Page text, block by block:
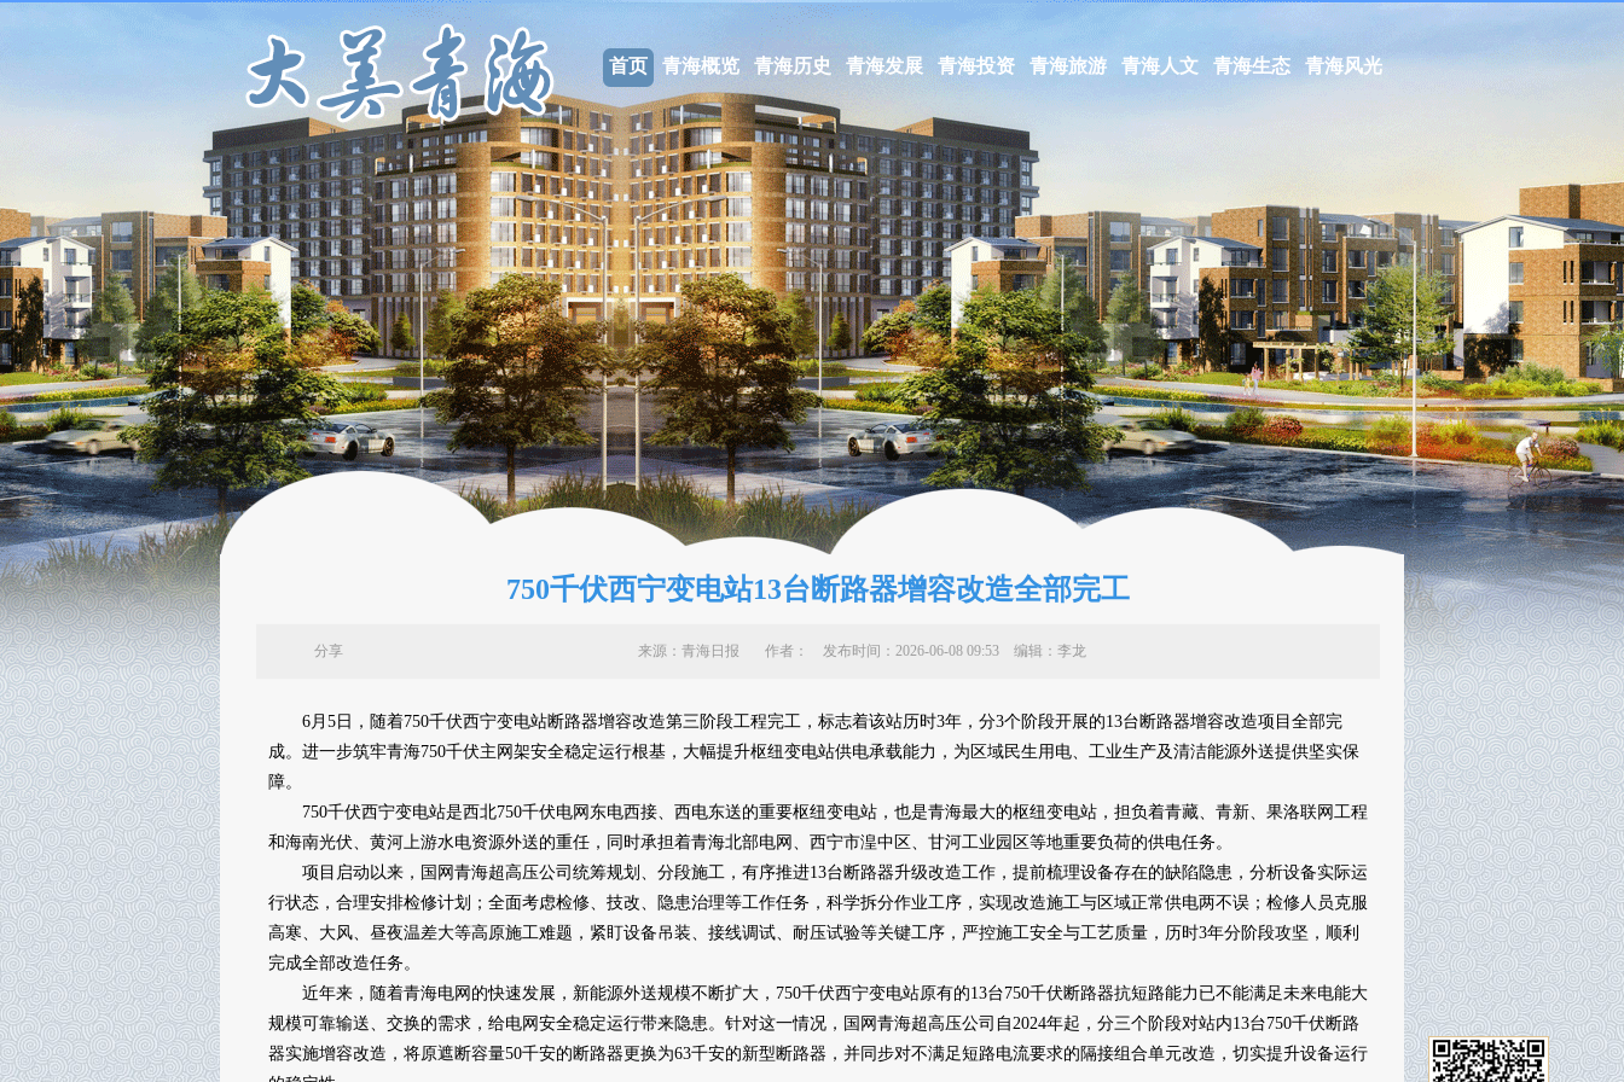
首页 青海概览 青海历史 青海发展 青海投资 青海旅游 青海人文 青海生态 青海风光
750千伏西宁变电站13台断路器增容改造全部完工
来源：青海日报 作者： 发布时间：2026-06-08 09:53 编辑：李龙
分享
6月5日，随着750千伏西宁变电站断路器增容改造第三阶段工程完工，标志着该站历时3年，分3个阶段开展的13台断路器增容改造项目全部完
成。进一步筑牢青海750千伏主网架安全稳定运行根基，大幅提升枢纽变电站供电承载能力，为区域民生用电、工业生产及清洁能源外送提供坚实保
障。
750千伏西宁变电站是西北750千伏电网东电西接、西电东送的重要枢纽变电站，也是青海最大的枢纽变电站，担负着青藏、青新、果洛联网工程
和海南光伏、黄河上游水电资源外送的重任，同时承担着青海北部电网、西宁市湟中区、甘河工业园区等地重要负荷的供电任务。
项目启动以来，国网青海超高压公司统筹规划、分段施工，有序推进13台断路器升级改造工作，提前梳理设备存在的缺陷隐患，分析设备实际运
行状态，合理安排检修计划；全面考虑检修、技改、隐患治理等工作任务，科学拆分作业工序，实现改造施工与区域正常供电两不误；检修人员克服
高寒、大风、昼夜温差大等高原施工难题，紧盯设备吊装、接线调试、耐压试验等关键工序，严控施工安全与工艺质量，历时3年分阶段攻坚，顺利
完成全部改造任务。
近年来，随着青海电网的快速发展，新能源外送规模不断扩大，750千伏西宁变电站原有的13台750千伏断路器抗短路能力已不能满足未来电能大
规模可靠输送、交换的需求，给电网安全稳定运行带来隐患。针对这一情况，国网青海超高压公司自2024年起，分三个阶段对站内13台750千伏断路
器实施增容改造，将原遮断容量50千安的断路器更换为63千安的新型断路器，并同步对不满足短路电流要求的隔接组合单元改造，切实提升设备运行